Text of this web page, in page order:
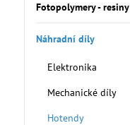
Fotopolymery - resiny
Náhradní díly
Elektronika
Mechanické díly
Hotendy